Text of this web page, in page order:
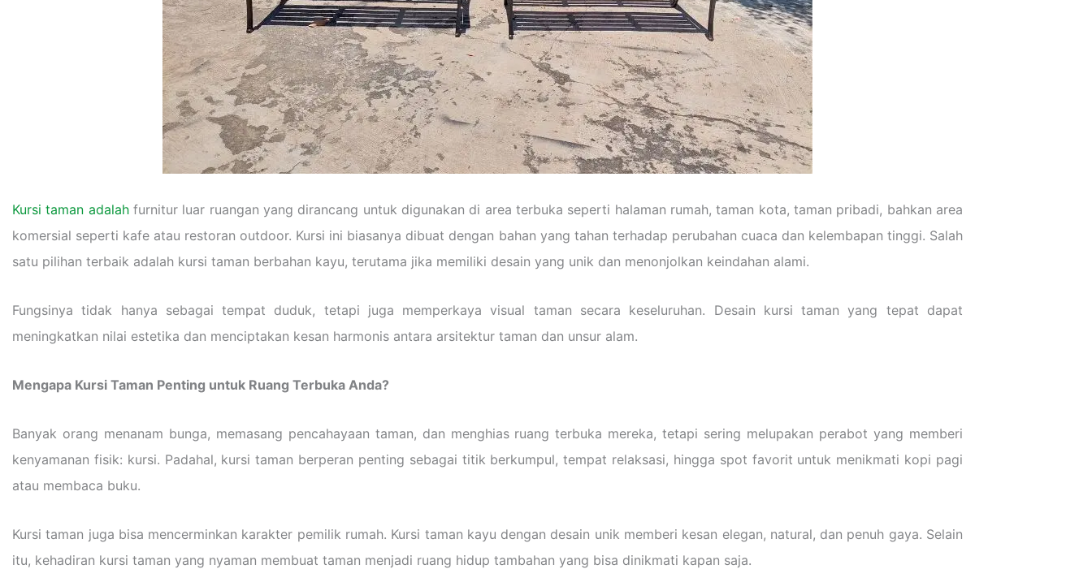
Kursi taman adalahfurnitur luar ruangan yang dirancang untuk digunakan di area terbuka seperti halaman rumah, taman kota, taman pribadi, bahkan area
komersial seperti kafe atau restoran outdoor. Kursi ini biasanya dibuat dengan bahan yang tahan terhadap perubahan cuaca dan kelembapan tinggi. Salah
satu pilihan terbaik adalah kursi taman berbahan kayu, terutama jika memiliki desain yang unik dan menonjolkan keindahan alami.
Fungsinya tidak hanya sebagai tempat duduk, tetapi juga memperkaya visual taman secara keseluruhan. Desain kursi taman yang tepat dapat
meningkatkan nilai estetika dan menciptakan kesan harmonis antara arsitektur taman dan unsur alam.
Mengapa Kursi Taman Penting untuk Ruang Terbuka Anda?
Banyak orang menanam bunga, memasang pencahayaan taman, dan menghias ruang terbuka mereka, tetapi sering melupakan perabot yang memberi
kenyamanan fisik: kursi. Padahal, kursi taman berperan penting sebagai titik berkumpul, tempat relaksasi, hingga spot favorit untuk menikmati kopi pagi
atau membaca buku.
Kursi taman juga bisa mencerminkan karakter pemilik rumah. Kursi taman kayu dengan desain unik memberi kesan elegan, natural, dan penuh gaya. Selain
itu, kehadiran kursi taman yang nyaman membuat taman menjadi ruang hidup tambahan yang bisa dinikmati kapan saja.